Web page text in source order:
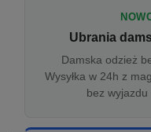
Ubrania
Damska odzież
Wysyłka w 24h z
bez wyjazdu